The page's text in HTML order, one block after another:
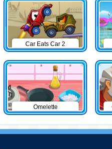
Car Eats Car 2
Omelette